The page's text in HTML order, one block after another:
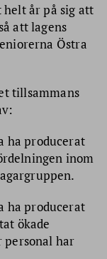
år på sig att
att lagens
Östra
tillsammans
ha producerat
inom
ha producerat
ökade
har